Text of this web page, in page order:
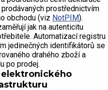
prostřednictvím
obchodu (viz NotPIM).
jak na autenticitu
Automatizací registru
jedinečných identifikátorů se
drahého zboží a
po prodej.